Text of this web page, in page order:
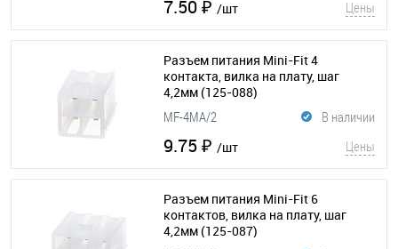
7.50 ₽ /шт Цены
Разъем питания Mini-Fit 4
контакта, вилка на плату, шаг
4,2мм (125-088)
В наличии
MF-4MA/2
9.75 ₽ /шт Цены
Разъем питания Mini-Fit 6
контактов, вилка на плату, шаг
4,2мм (125-087)